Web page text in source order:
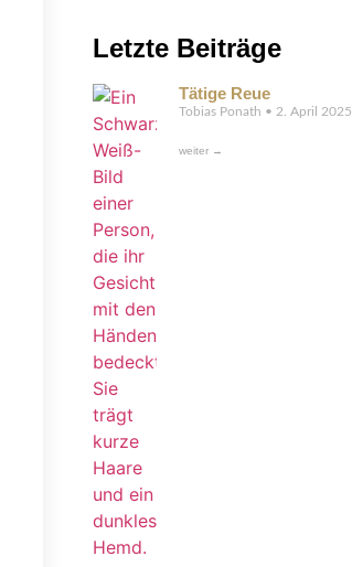
Letzte Beiträge
Tätige Reue
Tobias Ponath 2. April 2025
weiter →